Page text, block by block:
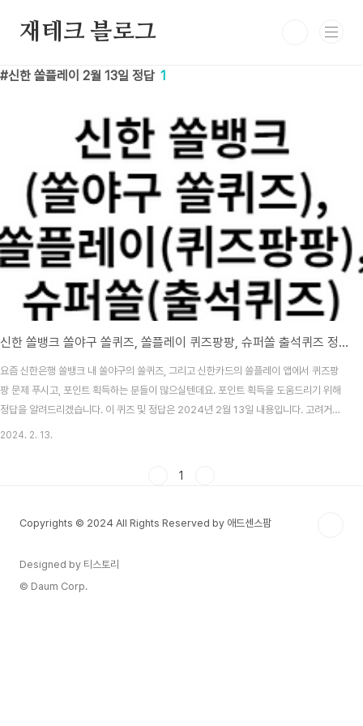
재테크 블로그
신한 쏠플레이 2월 13일 정답 1
신한 쏠뱅크 쏠야구 쏠퀴즈, 쏠플레이 퀴즈팡팡, 슈퍼쏠 출석퀴즈 정답 2월 13일
요즘 신한은행 쏠뱅크 내 쏠야구의 쏠퀴즈, 그리고 신한카드의 쏠플레이 앱에서 퀴즈팡
팡 문제 푸시고, 포인트 획득하는 분들이 많으실텐데요. 포인트 획득을 도움드리기 위해
정답을 알려드리겠습니다. 이 퀴즈 및 정답은 2024년 2월 13일 내용입니다. 고려거란
전쟁 시청률 맞추기 이벤트 알아보기 목차 신한 쏠뱅크 쏠야구(쏠퀴즈) 2월 13일 문제
폰 파손 시 보상해주는 금..
2024. 2. 13.
1
Copyrights © 2024 All Rights Reserved by 애드센스팜
Designed by 티스토리
© Daum Corp.